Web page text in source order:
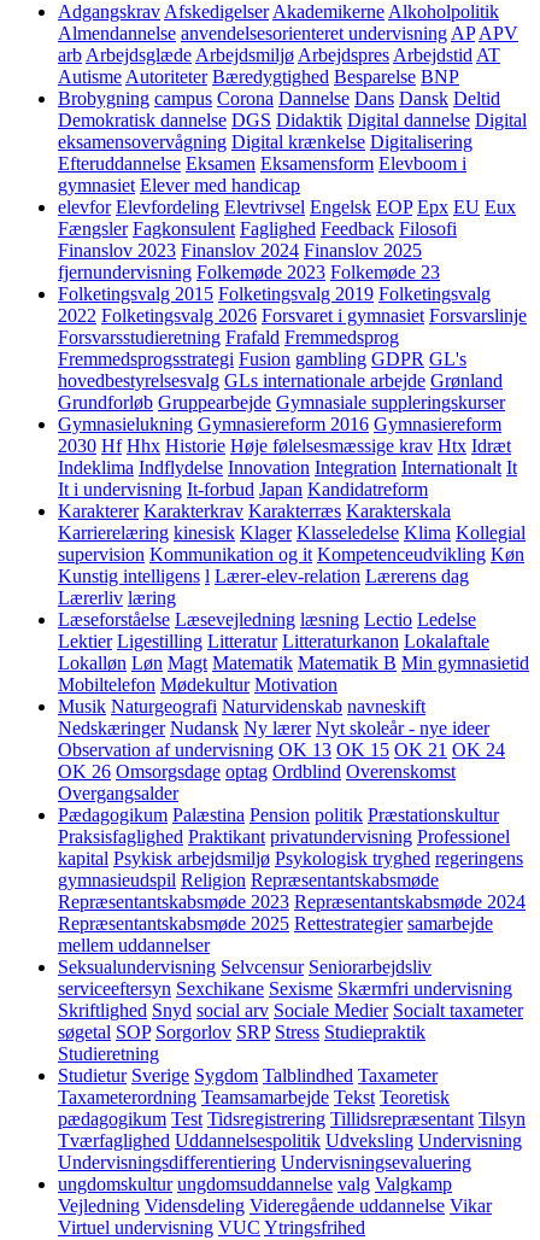
Adgangskrav Afskedigelser Akademikerne Alkoholpolitik
Almendannelse anvendelsesorienteret undervisning AP APV
arb Arbejdsglæde Arbejdsmiljø Arbejdspres Arbejdstid AT
Autisme Autoriteter Bæredygtighed Besparelse BNP
Brobygning campus Corona Dannelse Dans Dansk Deltid
Demokratisk dannelse DGS Didaktik Digital dannelse Digital
eksamensovervågning Digital krænkelse Digitalisering
Efteruddannelse Eksamen Eksamensform Elevboom i
gymnasiet Elever med handicap
elevfor Elevfordeling Elevtrivsel Engelsk EOP Epx EU Eux
Fængsler Fagkonsulent Faglighed Feedback Filosofi
Finanslov 2023 Finanslov 2024 Finanslov 2025
fjernundervisning Folkemøde 2023 Folkemøde 23
Folketingsvalg 2015 Folketingsvalg 2019 Folketingsvalg
2022 Folketingsvalg 2026 Forsvaret i gymnasiet Forsvarslinje
Forsvarsstudieretning Frafald Fremmedsprog
Fremmedsprogsstrategi Fusion gambling GDPR GL's
hovedbestyrelsesvalg GLs internationale arbejde Grønland
Grundforløb Gruppearbejde Gymnasiale suppleringskurser
Gymnasielukning Gymnasiereform 2016 Gymnasiereform
2030 Hf Hhx Historie Høje følelsesmæssige krav Htx Idræt
Indeklima Indflydelse Innovation Integration Internationalt It
It i undervisning It-forbud Japan Kandidatreform
Karakterer Karakterkrav Karakterræs Karakterskala
Karrierelæring kinesisk Klager Klasseledelse Klima Kollegial
supervision Kommunikation og it Kompetenceudvikling Køn
Kunstig intelligens l Lærer-elev-relation Lærerens dag
Lærerliv læring
Læseforståelse Læsevejledning læsning Lectio Ledelse
Lektier Ligestilling Litteratur Litteraturkanon Lokalaftale
Lokalløn Løn Magt Matematik Matematik B Min gymnasietid
Mobiltelefon Mødekultur Motivation
Musik Naturgeografi Naturvidenskab navneskift
Nedskæringer Nudansk Ny lærer Nyt skoleår - nye ideer
Observation af undervisning OK 13 OK 15 OK 21 OK 24
OK 26 Omsorgsdage optag Ordblind Overenskomst
Overgangsalder
Pædagogikum Palæstina Pension politik Præstationskultur
Praksisfaglighed Praktikant privatundervisning Professionel
kapital Psykisk arbejdsmiljø Psykologisk tryghed regeringens
gymnasieudspil Religion Repræsentantskabsmøde
Repræsentantskabsmøde 2023 Repræsentantskabsmøde 2024
Repræsentantskabsmøde 2025 Rettestrategier samarbejde
mellem uddannelser
Seksualundervisning Selvcensur Seniorarbejdsliv
serviceeftersyn Sexchikane Sexisme Skærmfri undervisning
Skriftlighed Snyd social arv Sociale Medier Socialt taxameter
søgetal SOP Sorgorlov SRP Stress Studiepraktik
Studieretning
Studietur Sverige Sygdom Talblindhed Taxameter
Taxameterordning Teamsamarbejde Tekst Teoretisk
pædagogikum Test Tidsregistrering Tillidsrepræsentant Tilsyn
Tværfaglighed Uddannelsespolitik Udveksling Undervisning
Undervisningsdifferentiering Undervisningsevaluering
ungdomskultur ungdomsuddannelse valg Valgkamp
Vejledning Vidensdeling Videregående uddannelse Vikar
Virtuel undervisning VUC Ytringsfrihed